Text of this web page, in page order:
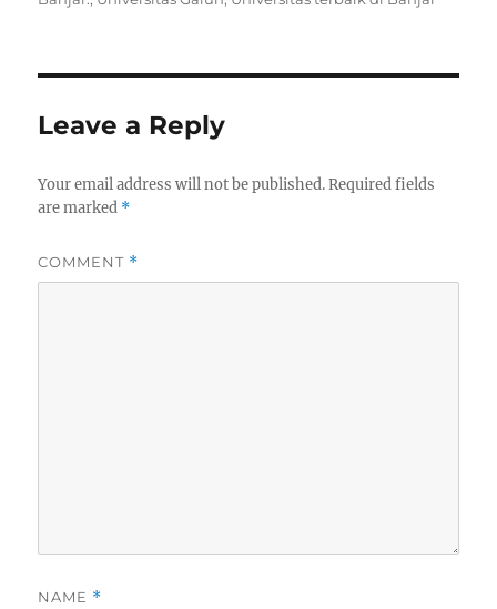
Leave a Reply
Your email address will not be published. Required fields
are marked *
COMMENT *
NAME *